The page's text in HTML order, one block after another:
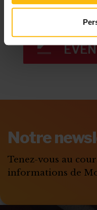
DIFFUSER
Notre
Tenez-vous au
informations de